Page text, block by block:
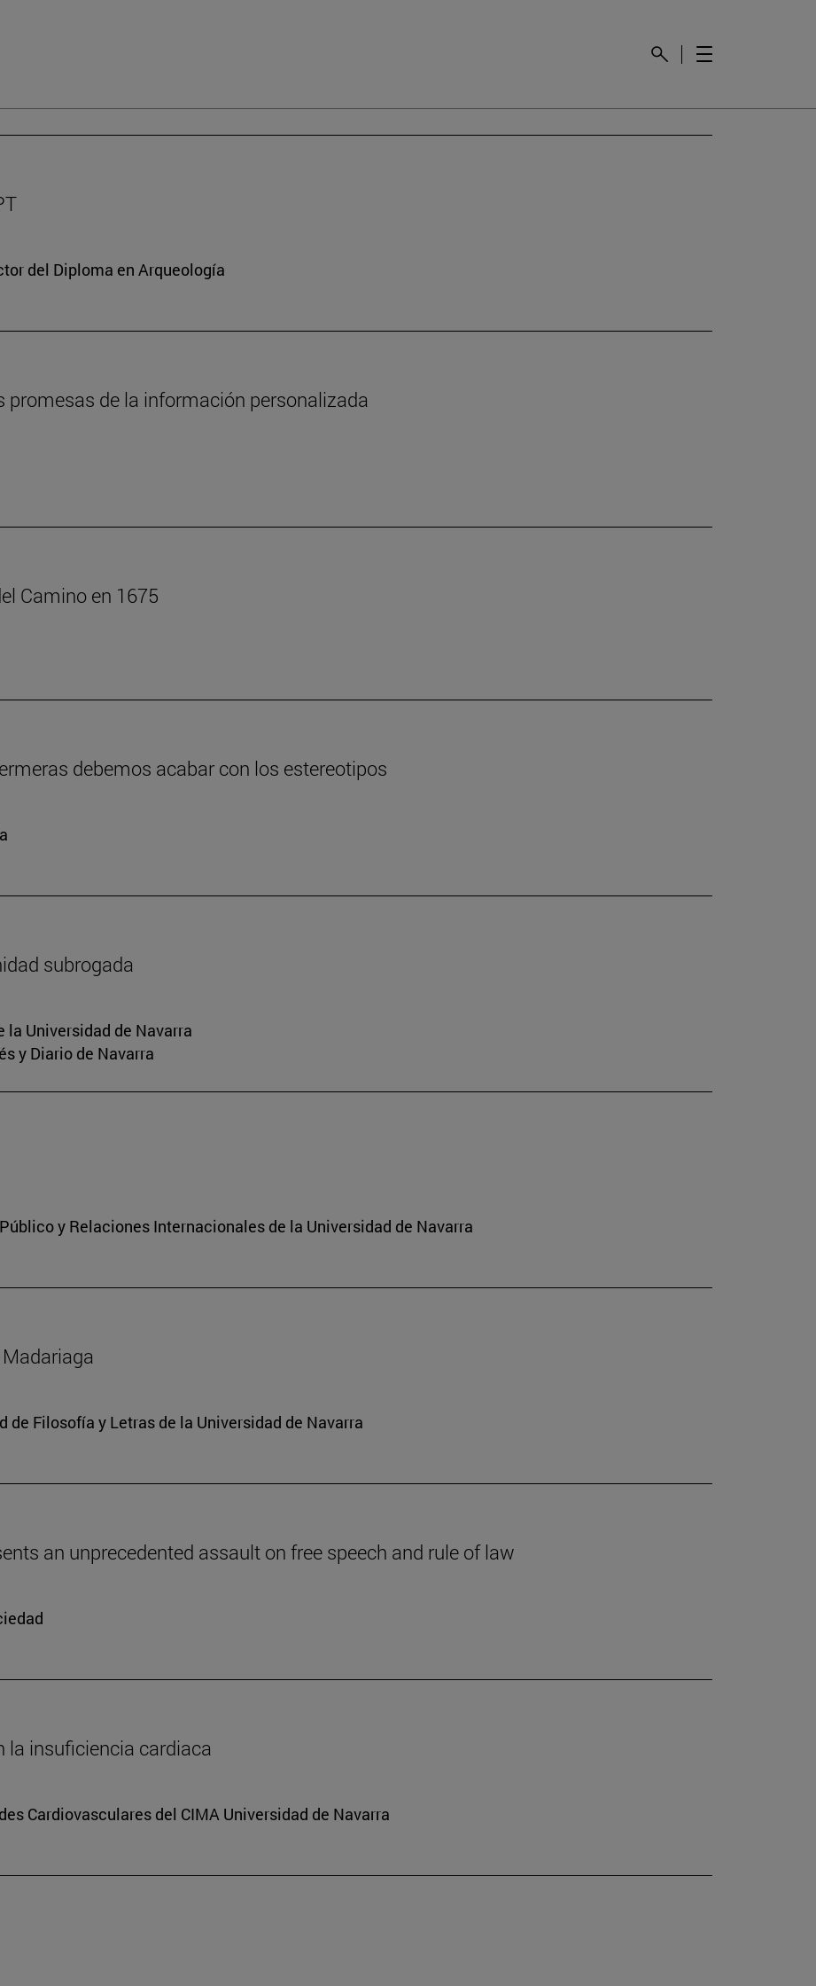
del Diploma en Arqueología
promesas de la información personalizada
Camino en 1675
debemos acabar con los estereotipos
subrogada
Universidad de Navarra
y Diario de Navarra
y Relaciones Internacionales de la Universidad de Navarra
Madariaga
Filosofía y Letras de la Universidad de Navarra
an unprecedented assault on free speech and rule of law
la insuficiencia cardiaca
Cardiovasculares del CIMA Universidad de Navarra